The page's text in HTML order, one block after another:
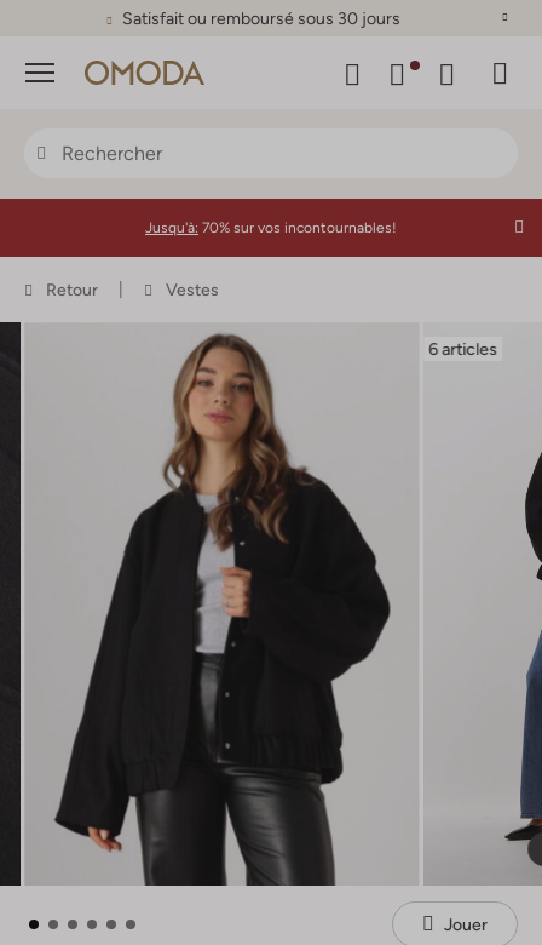
Satisfait ou remboursé sous 30 jours
Menu
Jusqu'à: 70% sur vos incontournables!
Retour Vestes
6 articles
Jouer